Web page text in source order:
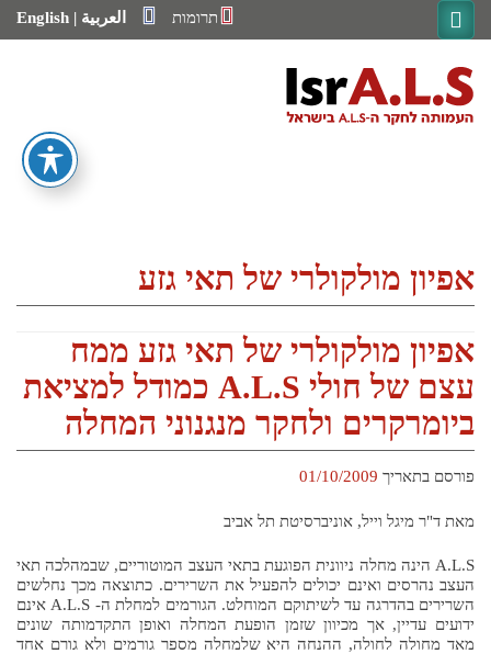
Skip
תרומות العربية |
English
מערך התמיכה
תכנית מאובחנים חדשים שירות הנגשת תקשורת
תכנית קהילה תומכת חיים עצמאיים
התמודדות עם ילדים בצל מחלה סופנית קשה – ALS חוברות מידע
יעוץ בפיזיותרפיה יעוץ בקלינאות תקשורת
יעוץ תזונתי-דיאטנית שימור הקול
שירות הסעות
מודעות תרומות
אודות עמותת ישראלס
חזון העמותה
חברי הוועד צוות
אפיון מולקולרי של תאי גזע
אפיון מולקולרי של תאי גזע ממח
עצם של חולי A.L.S כמודל למציאת
ביומרקרים ולחקר מנגנוני המחלה
פורסם בתאריך 01/10/2009
מאת ד"ר מיגל וייל, אוניברסיטת תל אביב
A.L.S הינה מחלה ניוונית הפוגעת בתאי העצב המוטוריים, שבמהלכה תאי
העצב נהרסים ואינם יכולים להפעיל את השרירים. כתוצאה מכך נחלשים
השרירים בהדרגה עד לשיתוקם המוחלט. הגורמים למחלת ה- A.L.S אינם
ידועים עדיין, אך מכיוון שזמן הופעת המחלה ואופן התקדמותה שונים
מאד מחולה לחולה, ההנחה היא שלמחלה מספר גורמים ולא גורם אחד